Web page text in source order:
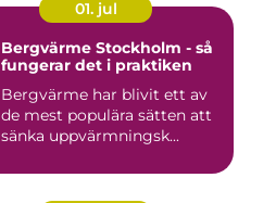
01. jul
Bergvärme Stockholm - så
fungerar det i praktiken
Bergvärme har blivit ett av
de mest populära sätten att
sänka uppvärmningsk...